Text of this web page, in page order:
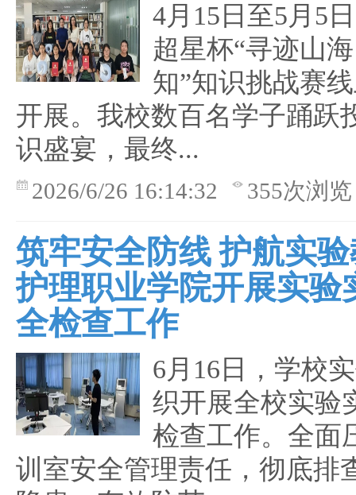
4月15日至5月5
超星杯“寻迹山
知”知识挑战赛
开展。我校数百名学子踊跃
识盛宴，最终...
2026/6/26 16:14:32 355次浏览
筑牢安全防线 护航实
护理职业学院开展实验
全检查工作
6月16日，学校
织开展全校实验
检查工作。全面
训室安全管理责任，彻底排